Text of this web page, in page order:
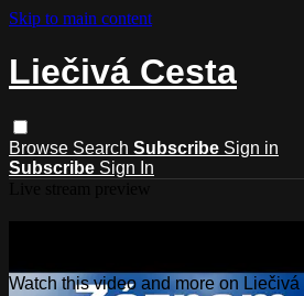
Skip to main content
Liečivá Cesta
Browse Search Subscribe Sign in
Subscribe Sign In
Watch this video and more on Liečivá